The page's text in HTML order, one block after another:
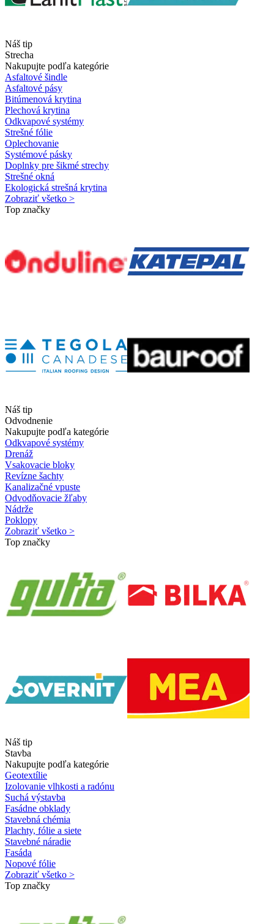
Náš tip
Strecha
Nakupujte podľa kategórie
Asfaltové šindle
Asfaltové pásy
Bitúmenová krytina
Plechová krytina
Odkvapové systémy
Strešné fólie
Oplechovanie
Systémové pásky
Doplnky pre šikmé strechy
Strešné okná
Ekologická strešná krytina
Zobraziť všetko >
Top značky
Náš tip
Odvodnenie
Nakupujte podľa kategórie
Odkvapové systémy
Drenáž
Vsakovacie bloky
Revízne šachty
Kanalizačné vpuste
Odvodňovacie žľaby
Nádrže
Poklopy
Zobraziť všetko >
Top značky
Náš tip
Stavba
Nakupujte podľa kategórie
Geotextílie
Izolovanie vlhkosti a radónu
Suchá výstavba
Fasádne obklady
Stavebná chémia
Plachty, fólie a siete
Stavebné náradie
Fasáda
Nopové fólie
Zobraziť všetko >
Top značky